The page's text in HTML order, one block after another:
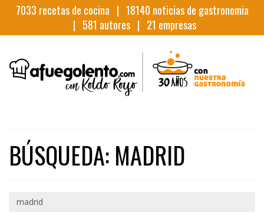
7033 recetas de cocina | 18140 noticias de gastronomia
| 581 autores | 21 empresas
BÚSQUEDA: MADRID